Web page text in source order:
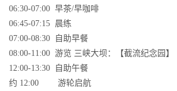
06:30-07:00 早茶/早咖啡
06:45-07:15 晨练
07:00-08:30 自助早餐
08:00-11:00 游览 三峡大坝：【截流纪念园】
12:00-13:30 自助午餐
约 12:00 游轮启航